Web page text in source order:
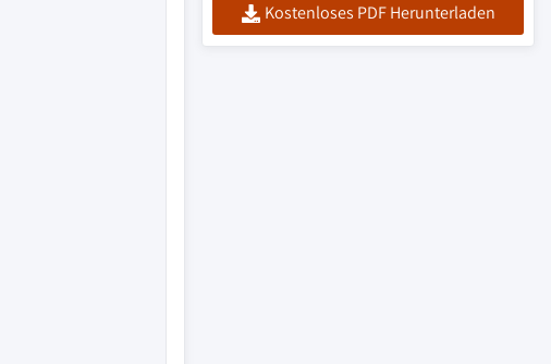
Kostenloses PDF Herunterladen